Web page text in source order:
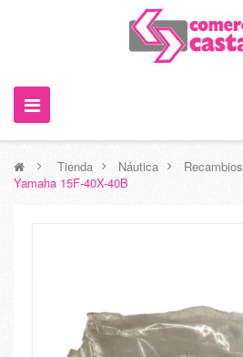
> Tienda > Náutica > Recambios
Yamaha 15F-40X-40B